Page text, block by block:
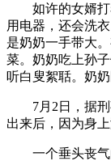
如许的女婿打着
用电器，还会洗
是奶奶一手带大
菜。奶奶吃上孙
听白叟絮聒。奶
7月2日，据刑
出来后，因为身
一个垂头丧气的